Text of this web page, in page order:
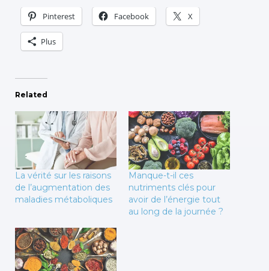
Pinterest Facebook X
Plus
Related
La vérité sur les raisons
de l’augmentation des
maladies métaboliques
Manque-t-il ces
nutriments clés pour
avoir de l’énergie tout
au long de la journée ?